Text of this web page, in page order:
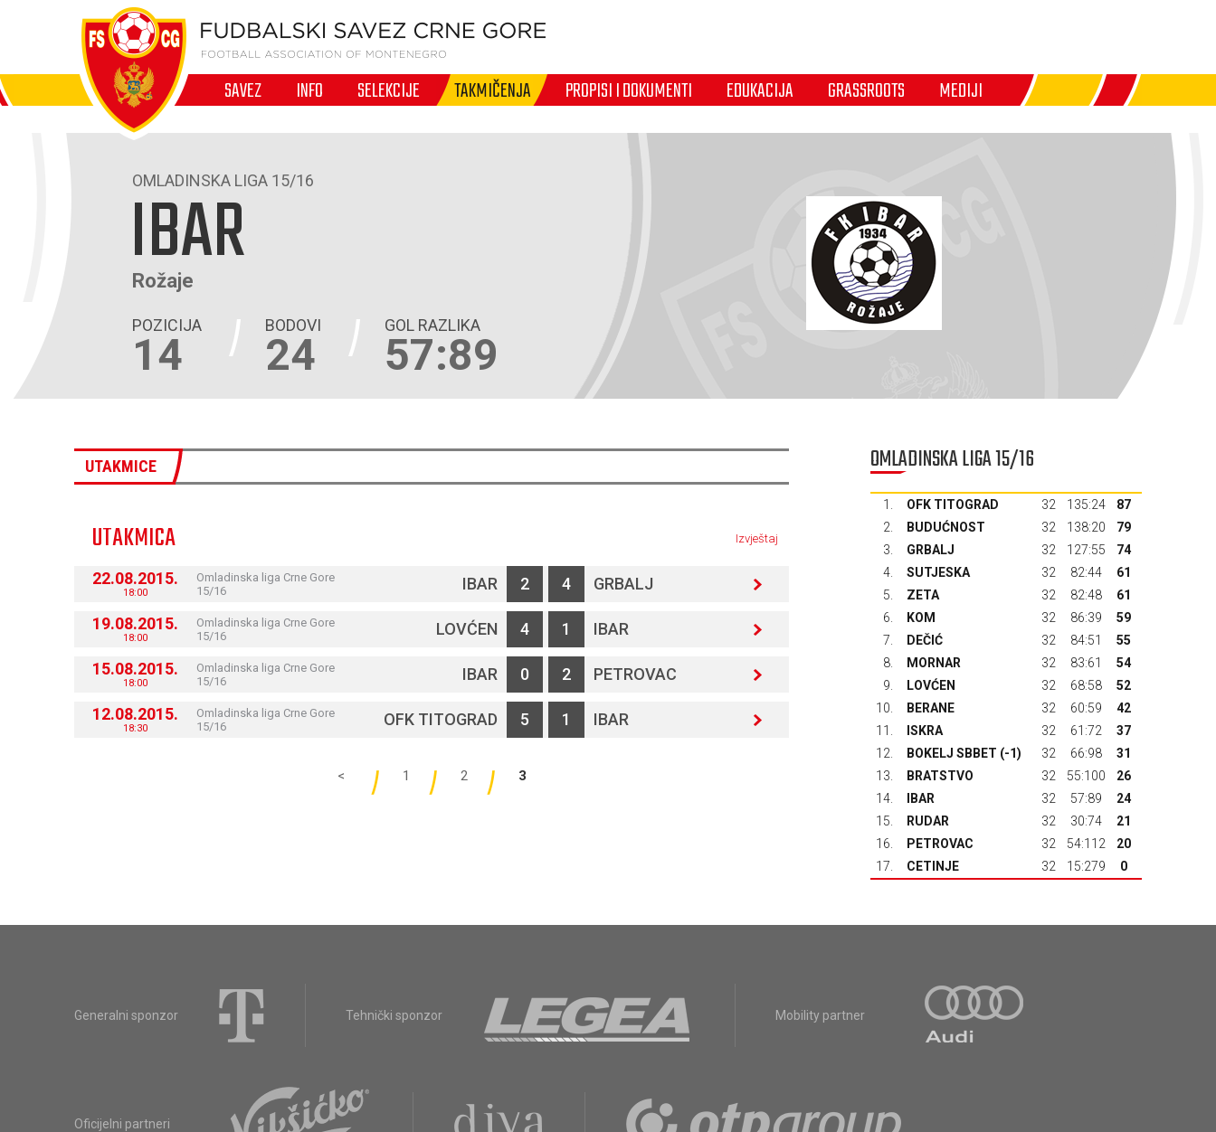
SAVEZ INFO SELEKCIJE TAKMIČENJA PROPISI I DOKUMENTI EDUKACIJA GRASSROOTS MEDIJI
OMLADINSKA LIGA 15/16
IBAR
Rožaje
POZICIJA
14
BODOVI
24
GOL RAZLIKA
57:89
UTAKMICE
UTAKMICA Izvještaj
22.08.2015.
18:00
Omladinska liga Crne Gore
15/16
IBAR 2 4 GRBALJ
19.08.2015.
18:00
Omladinska liga Crne Gore
15/16
LOVĆEN 4 1 IBAR
15.08.2015.
18:00
Omladinska liga Crne Gore
15/16
IBAR 0 2 PETROVAC
12.08.2015.
18:30
Omladinska liga Crne Gore
15/16
OFK TITOGRAD 5 1 IBAR
< 1 2 3
OMLADINSKA LIGA 15/16
1. OFK TITOGRAD 32 135:24
87
2.
BUDUĆNOST 32 138:20
79
3.
GRBALJ 32 127:55
74
4.
SUTJESKA 32 82:44
61
5.
ZETA 32 82:48
61
6.
KOM 32 86:39
59
7.
DEČIĆ 32 84:51
55
8.
MORNAR 32 83:61
54
9.
LOVĆEN 32 68:58
52
10.
BERANE 32 60:59
42
11.
ISKRA 32 61:72
37
12.
BOKELJ SBBET (-1) 32 66:98
31
13.
BRATSTVO 32 55:100
26
14.
IBAR 32 57:89
24
15.
RUDAR 32 30:74
21
16.
PETROVAC 32 54:112
20
17.
CETINJE 32 15:279 0
Generalni sponzor Tehnički sponzor Mobility partner
Oficijelni partneri